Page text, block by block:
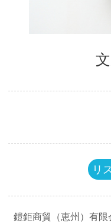
リ
鎧鉅商貿（恵州）有